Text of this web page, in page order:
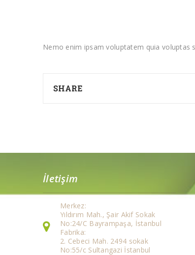
Nemo enim ipsam voluptatem quia
SHARE
İletişim
Merkez:
Yıldırım Mah., Şair Akif Sokak
No:24/C Bayrampaşa, İstanbul
Fabrika:
2. Cebeci Mah. 2494 sokak
No:55/c Sultangazi İstanbul